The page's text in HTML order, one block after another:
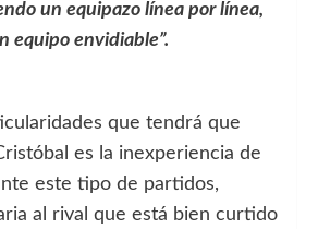
un equipazo línea por línea,
equipo envidiable”.
que tendrá que
es la inexperiencia de
este tipo de partidos,
al rival que está bien curtido